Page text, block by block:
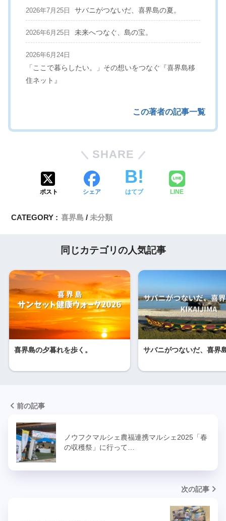
2026年7月25日 サバニがつないだ、喜界島の夏。
2026年6月25日 未来へつなぐ、島の宝。
2026年6月24日
「ここで暮らしたい。」その想いをつなぐ『喜界島移
住ネット』
この著者の記事一覧
SHARE
ポスト シェア はてブ LINE
CATEGORY : 喜界島 未分類
同じカテゴリの人気記事
喜界島の夕暮れを歩く。 サバニがつないだ、喜界
前の記事
ノウフクマルシェ農福連携マルシェ2025「春
の収穫祭」に行って…
次の記事